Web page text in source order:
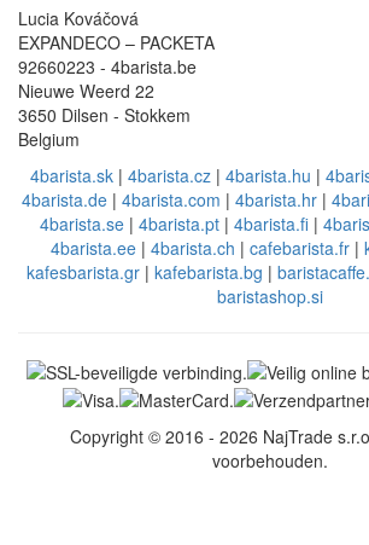
Lucia Kováčová
EXPANDECO – PACKETA
92660223 - 4barista.be
Nieuwe Weerd 22
3650 Dilsen - Stokkem
Belgium
4barista.sk| 4barista.cz| 4barista.hu |
4barista.de| 4barista.com | 4barista.hr|
4barista.se | 4barista.pt | 4barista.fi |
4barista.ee| 4barista.ch | cafebarista.fr|
kafesbarista.gr| kafebarista.bg |
baristashop.si
Copyright © 2016 - 2026 NajTrade
voorbehouden.